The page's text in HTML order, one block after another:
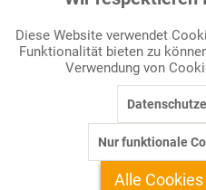
Seitenanzahl
Passende Stichworte
In the classroom(mit
It gets stuck 1/2
Marketing
Diese Website verwendet
Funktionalität bieten zu
Verwendung von
Nur funktionale
Alle